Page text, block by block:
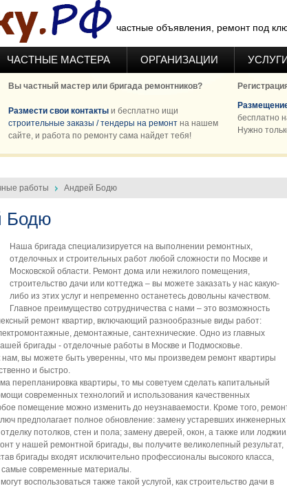
частные объявления, ремонт под
ЧАСТНЫЕ МАСТЕРА ОРГАНИЗАЦИИ
Вы частный мастер или бригада ремонтников?
Размести свои контакты и бесплатно ищи
строительные заказы / тендеры на ремонт на нашем
сайте, и работа по ремонту сама найдет тебя!
бесплатно
Нужно
работы Андрей Бодю
Бодю
Hаша бригада специализируется на выполнении ремонтных,
отделочных и строительных работ любой сложности по Москве и
Московской области. Ремонт дома или нежилого помещения,
строительство дачи или коттеджа – вы можете заказать у нас какую-
либо из этих услуг и непременно останетесь довольны качеством.
Главное преимущество сотрудничества с нами – это возможность
ремонт квартир, включающий разнообразные виды работ:
демонтажные, сантехнические. Одно из главных
бригады - отделочные работы в Москве и Подмосковье.
вы можете быть уверенны, что мы произведем ремонт квартиры
и быстро.
перепланировка квартиры, то мы советуем сделать капитальный
современных технологий и использования качественных
помещение можно изменить до неузнаваемости. Кроме того,
предполагает полное обновление: замену устаревших инженерных
потолков, стен и пола; замену дверей, окон, а также или
у нашей ремонтной бригады, вы получите великолепный результат,
бригады входят исключительно профессионалы высокого класса,
современные материалы.
воспользоваться также такой услугой, как строительство дачи в